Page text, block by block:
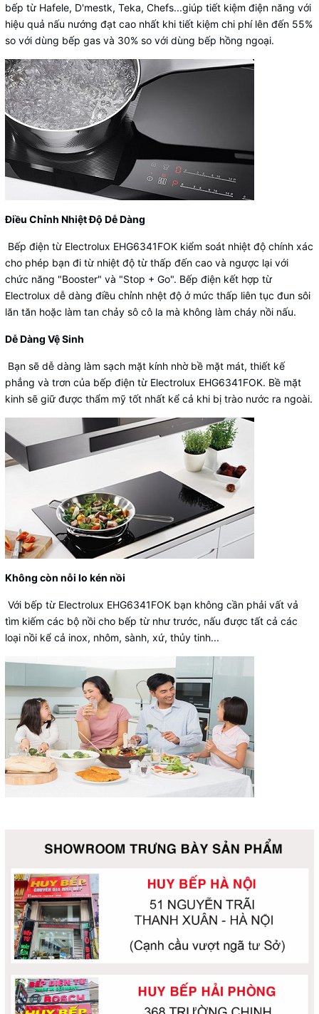
bếp từ Hafele, D'mestk, Teka, Chefs...giúp tiết kiệm điện năng với
hiệu quả nấu nướng đạt cao nhất khi tiết kiệm chi phí lên đến 55%
so với dùng bếp gas và 30% so với dùng bếp hồng ngoại.
Điều Chỉnh Nhiệt Độ Dễ Dàng
Bếp điện từ Electrolux EHG6341FOK kiểm soát nhiệt độ chính xác
cho phép bạn đi từ nhiệt độ từ thấp đến cao và ngược lại với
chức năng "Booster" và "Stop + Go". Bếp điện kết hợp từ
Electrolux dễ dàng điều chỉnh nhệt độ ở mức thấp liên tục đun sôi
lăn tăn hoặc làm tan chảy sô cô la mà không làm cháy nồi nấu.
Dễ Dàng Vệ Sinh
Bạn sẽ dễ dàng làm sạch mặt kính nhờ bề mặt mát, thiết kế
phẳng và trơn của bếp điện từ Electrolux EHG6341FOK. Bề mặt
kinh sẽ giữ được thẩm mỹ tốt nhất kể cả khi bị trào nước ra ngoài.
Không còn nỗi lo kén nồi
Với bếp từ Electrolux EHG6341FOK bạn không cần phải vất vả
tìm kiếm các bộ nồi cho bếp từ như trước, nấu được tất cả các
loại nồi kể cả inox, nhôm, sành, xứ, thủy tinh...